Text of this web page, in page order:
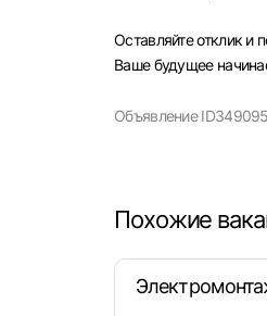
Оставляйте отклик и
Ваше будущее
Объявление
Похожие